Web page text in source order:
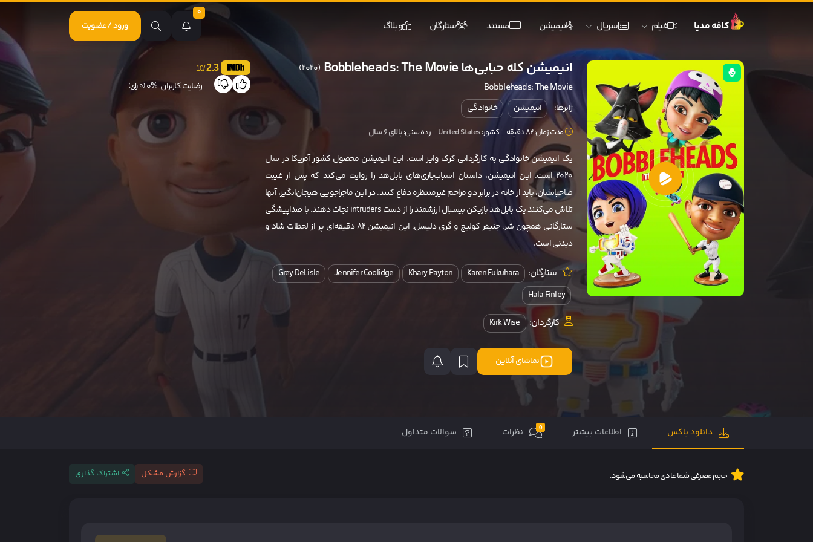
کافه مدیا فیلم سریال انیمیشن مستند ستارگان وبلاگ
0
ورود / عضویت
انیمیشن کله حبابی‌ها Bobbleheads: The Movie (2020)
Bobbleheads: The Movie
ژانرها: انیمیشن خانوادگی
مدت زمان: 82 دقیقه کشور:United States رده سنی:بالای ۶ سال
یک انیمیشن خانوادگی به کارگردانی کرک وایز است. این انیمیشن محصول کشور آمریکا در سال
2020 است. این انیمیشن، داستان اسباب‌بازی‌های بابل‌هد را روایت می‌کند که پس از غیبت
صاحبانشان، باید از خانه در برابر دو مزاحم غیرمنتظره دفاع کنند. در این ماجراجویی هیجان‌انگیز، آنها
تلاش می‌کنند یک بابل‌هد بازیکن بیسبال ارزشمند را از دست intruders نجات دهند. با صداپیشگی
ستارگانی همچون شر، جنیفر کولیج و گری دلیسل، این انیمیشن ۸۲ دقیقه‌ای پر از لحظات شاد و
دیدنی است.
ستارگان: Karen Fukuhara
Khary Payton
Jennifer Coolidge
Grey DeLisle
Hala Finley
کارگردان: Kirk Wise
تماشای آنلاین
2.3
/10
رضایت کاربران 0%(0 رای)
دانلود باکس اطلاعات بیشتر 0 نظرات سوالات متداول
حجم مصرفی شما عادی محاسبه می‌شود. گزارش مشکل اشتراک گذاری